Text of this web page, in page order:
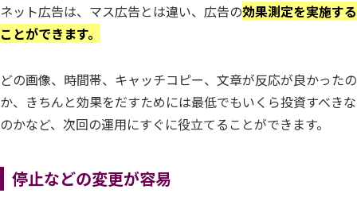
ネット広告は、マス広告とは違い、広告の効果測定を実施する
ことができます。
どの画像、時間帯、キャッチコピー、文章が反応が良かったの
か、きちんと効果をだすためには最低でもいくら投資すべきな
のかなど、次回の運用にすぐに役立てることができます。
停止などの変更が容易